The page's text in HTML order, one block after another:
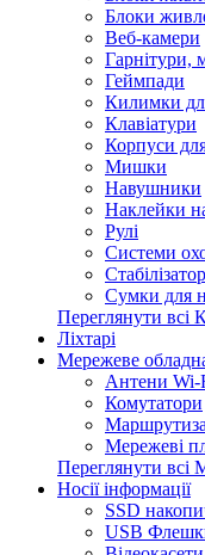
Блоки
Веб-камери
Гарнітури,
Геймпади
Килимки
Клавіатури
Корпуси
Мишки
Навушники
Наклейки
Рулі
Системи
Сумки для
Переглянути всі
Ліхтарі
Мережеве
Антени Wi-
Комутатори
Мережеві
Переглянути всі
Носії інформації
SSD
USB